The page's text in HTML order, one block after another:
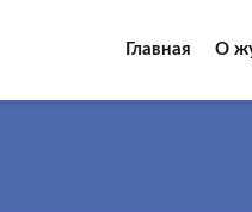
Главная О